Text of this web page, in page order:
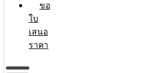
ขอ
ใบ
เสนอ
ราคา